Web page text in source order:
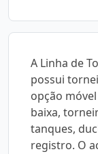
A Linha de
possui
opção
baixa,
tanques,
registro. O